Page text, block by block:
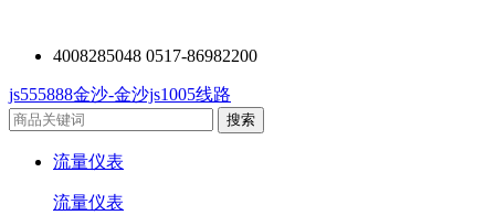
4008285048 0517-86982200
js555888金沙-金沙js1005线路
流量仪表
流量仪表